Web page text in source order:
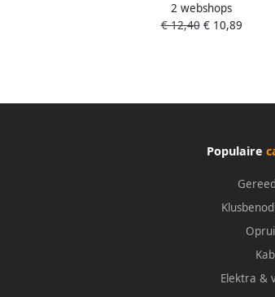
onder DHR242 838064-2
2 webshops
€ 12,40€ 10,89
Populaire
Elektra &